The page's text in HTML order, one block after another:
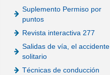
Suplemento Permiso por
puntos
Revista interactiva 277
Salidas de vía, el accidente
solitario
Técnicas de conducción